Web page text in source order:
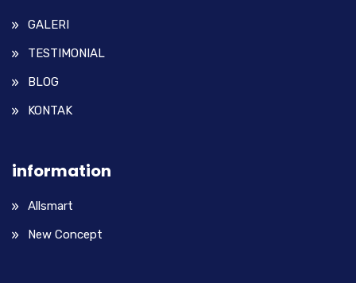
GALERI
TESTIMONIAL
BLOG
KONTAK
information
Allsmart
New Concept